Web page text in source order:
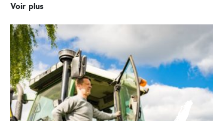
Voir plus